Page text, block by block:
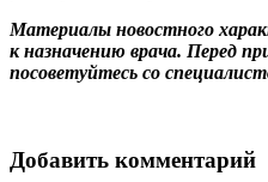
Материалы новостного
к назначению врача. Перед
посоветуйтесь со
Добавить комментарий